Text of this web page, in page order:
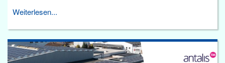
Weiterlesen...